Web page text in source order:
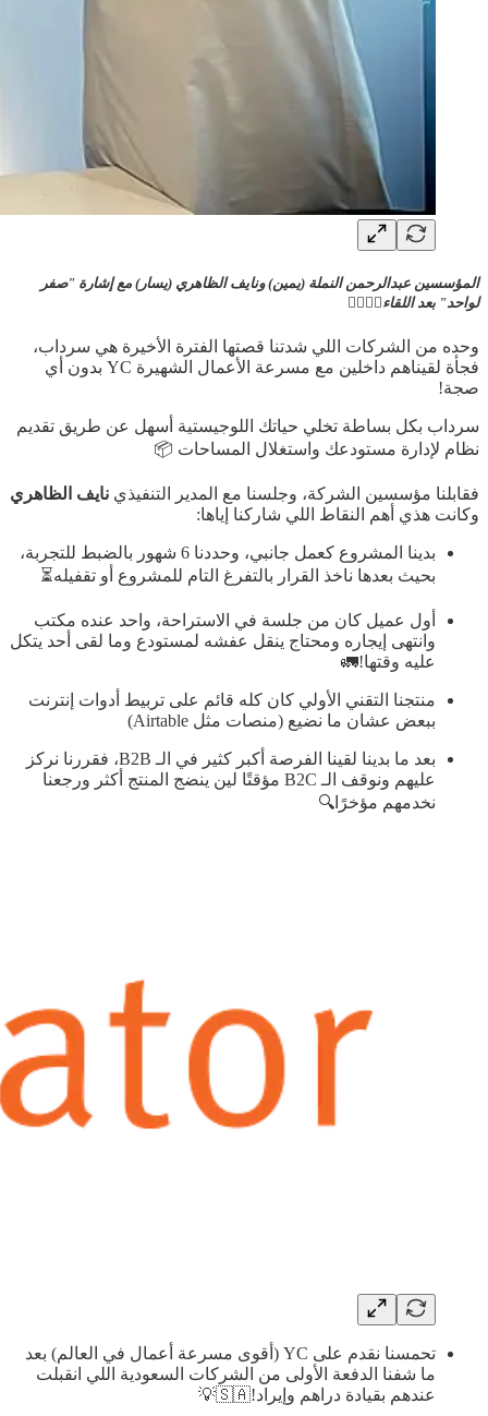
المؤسسين عبدالرحمن النملة (يمين) ونايف الظاهري (يسار) مع إشارة "صفر
لواحد" بعد اللقاء👌🏻☝🏻
وحده من الشركات اللي شدتنا قصتها الفترة الأخيرة هي سرداب،
فجأة لقيناهم داخلين مع مسرعة الأعمال الشهيرة YC بدون أي
صجة!
سرداب بكل بساطة تخلي حياتك اللوجيستية أسهل عن طريق تقديم
نظام لإدارة مستودعك واستغلال المساحات 📦
فقابلنا مؤسسين الشركة، وجلسنا مع المدير التنفيذي نايف الظاهري
وكانت هذي أهم النقاط اللي شاركنا إياها:
بدينا المشروع كعمل جانبي، وحددنا 6 شهور بالضبط للتجربة،
بحيث بعدها ناخذ القرار بالتفرغ التام للمشروع أو تقفيله⏳
أول عميل كان من جلسة في الاستراحة، واحد عنده مكتب
وانتهى إيجاره ومحتاج ينقل عفشه لمستودع وما لقى أحد يتكل
عليه وقتها!🚛
منتجنا التقني الأولي كان كله قائم على تربيط أدوات إنترنت
ببعض عشان ما نضيع (منصات مثل Airtable)
بعد ما بدينا لقينا الفرصة أكبر كثير في الـ B2B، فقررنا نركز
عليهم ونوقف الـ B2C مؤقتًا لين ينضج المنتج أكثر ورجعنا
نخدمهم مؤخرًا🔍
تحمسنا نقدم على YC (أقوى مسرعة أعمال في العالم) بعد
ما شفنا الدفعة الأولى من الشركات السعودية اللي انقبلت
عندهم بقيادة دراهم وإيراد!🇸🇦💡